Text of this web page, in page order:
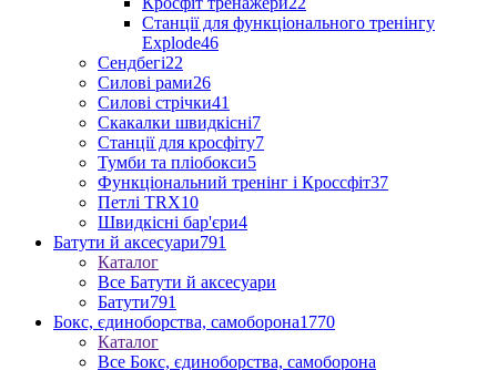
Станції для функціонального тренінгу
Explode46
Сендбегі22
Силові рами26
Силові стрічки41
Скакалки швидкісні7
Станції для кросфіту7
Тумби та пліобокси5
Функціональний тренінг і Кроссфіт37
Петлі TRX10
Швидкісні бар'єри4
Батути й аксесуари791
Каталог
Все Батути й аксесуари
Батути791
Бокс, єдиноборства, самоборона1770
Каталог
Все Бокс, єдиноборства, самоборона